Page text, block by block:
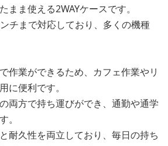
まま使える2WAYケースです。
チまで対応しており、多くの機種
作業ができるため、カフェ作業やリ
に便利です。
両方で持ち運びができ、通勤や通学
。
耐久性を両立しており、毎日の持ち